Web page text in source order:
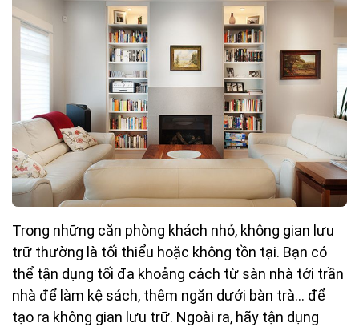
Trong những căn phòng khách nhỏ, không gian lưu
trữ thường là tối thiểu hoặc không tồn tại. Bạn có
thể tận dụng tối đa khoảng cách từ sàn nhà tới trần
nhà để làm kệ sách, thêm ngăn dưới bàn trà... để
tạo ra không gian lưu trữ. Ngoài ra, hãy tận dụng